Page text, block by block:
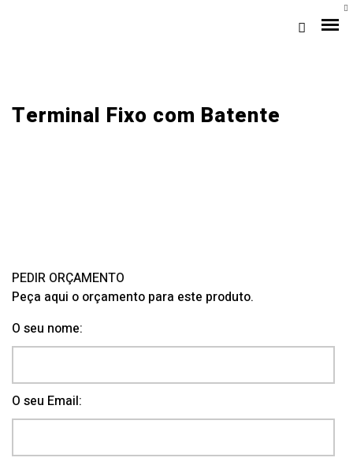
Loja Gaia
Pós-venda
Terminal Fixo com Batente
PEDIR ORÇAMENTO
Peça aqui o orçamento para este produto.
O seu nome:
O seu Email: